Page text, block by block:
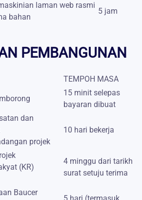
laman web rasmi
bahan
5 jam
PEMBANGUNAN
TEMPOH MASA
15 minit selepas
bayaran dibuat
dan
projek
10 hari bekerja
(KR)
4 minggu dari tarikh
surat setuju terima
Baucer